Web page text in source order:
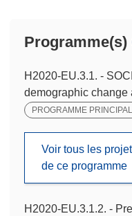
Programme(s)
H2020-EU.3.1. -
demographic change
PROGRAMME PRINCIPAL
Voir tous les
de ce programme
H2020-EU.3.1.2. -